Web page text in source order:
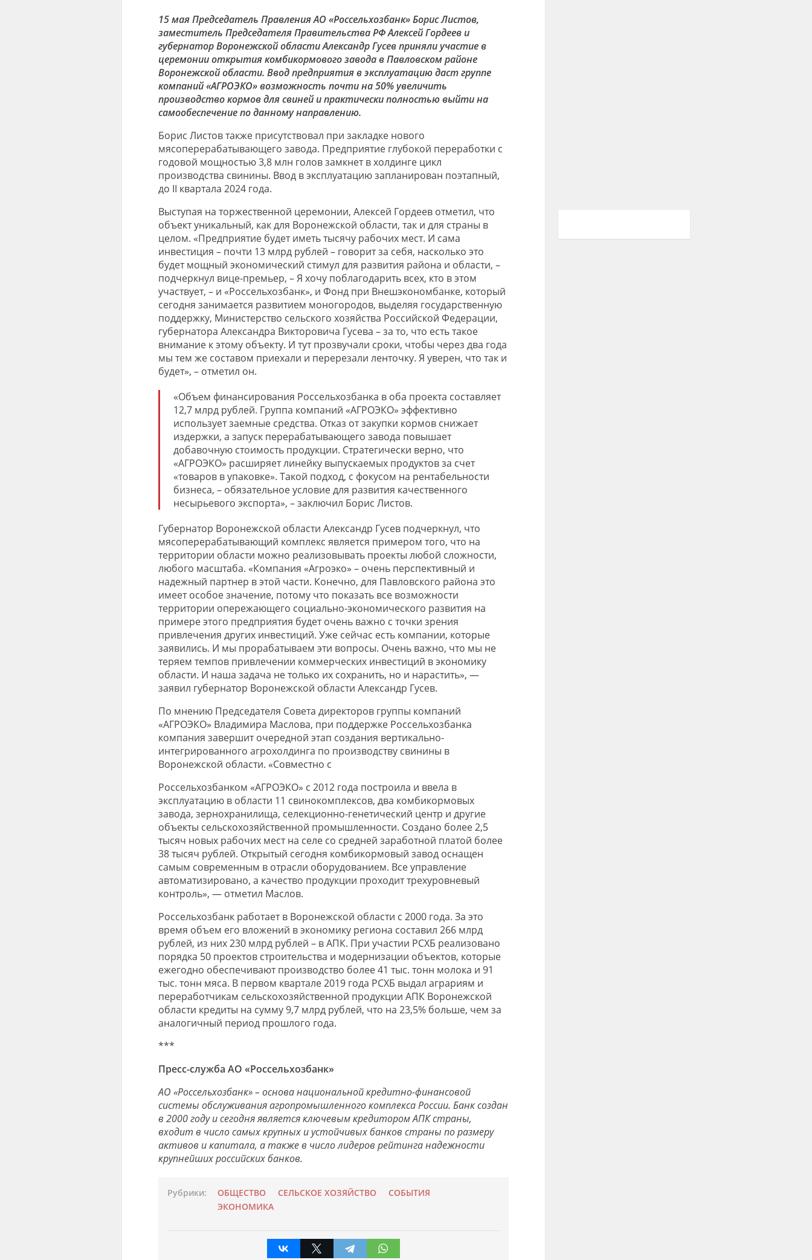
15 мая Председатель Правления АО «Россельхозбанк» Борис Листов,
заместитель Председателя Правительства РФ Алексей Гордеев и
губернатор Воронежской области Александр Гусев приняли участие в
церемонии открытия комбикормового завода в Павловском районе
Воронежской области. Ввод предприятия в эксплуатацию даст группе
компаний «АГРОЭКО» возможность почти на 50% увеличить
производство кормов для свиней и практически полностью выйти на
самообеспечение по данному направлению.
Борис Листов также присутствовал при закладке нового
мясоперерабатывающего завода. Предприятие глубокой переработки с
годовой мощностью 3,8 млн голов замкнет в холдинге цикл
производства свинины. Ввод в эксплуатацию запланирован поэтапный,
до II квартала 2024 года.
Выступая на торжественной церемонии, Алексей Гордеев отметил, что
объект уникальный, как для Воронежской области, так и для страны в
целом. «Предприятие будет иметь тысячу рабочих мест. И сама
инвестиция – почти 13 млрд рублей – говорит за себя, насколько это
будет мощный экономический стимул для развития района и области, –
подчеркнул вице-премьер, – Я хочу поблагодарить всех, кто в этом
участвует, – и «Россельхозбанк», и Фонд при Внешэкономбанке, который
сегодня занимается развитием моногородов, выделяя государственную
поддержку, Министерство сельского хозяйства Российской Федерации,
губернатора Александра Викторовича Гусева – за то, что есть такое
внимание к этому объекту. И тут прозвучали сроки, чтобы через два года
мы тем же составом приехали и перерезали ленточку. Я уверен, что так и
будет», – отметил он.
«Объем финансирования Россельхозбанка в оба проекта составляет
12,7 млрд рублей. Группа компаний «АГРОЭКО» эффективно
использует заемные средства. Отказ от закупки кормов снижает
издержки, а запуск перерабатывающего завода повышает
добавочную стоимость продукции. Стратегически верно, что
«АГРОЭКО» расширяет линейку выпускаемых продуктов за счет
«товаров в упаковке». Такой подход, с фокусом на рентабельности
бизнеса, – обязательное условие для развития качественного
несырьевого экспорта», – заключил Борис Листов.
Губернатор Воронежской области Александр Гусев подчеркнул, что
мясоперерабатывающий комплекс является примером того, что на
территории области можно реализовывать проекты любой сложности,
любого масштаба. «Компания «Агроэко» – очень перспективный и
надежный партнер в этой части. Конечно, для Павловского района это
имеет особое значение, потому что показать все возможности
территории опережающего социально-экономического развития на
примере этого предприятия будет очень важно с точки зрения
привлечения других инвестиций. Уже сейчас есть компании, которые
заявились. И мы прорабатываем эти вопросы. Очень важно, что мы не
теряем темпов привлечении коммерческих инвестиций в экономику
области. И наша задача не только их сохранить, но и нарастить», —
заявил губернатор Воронежской области Александр Гусев.
По мнению Председателя Совета директоров группы компаний
«АГРОЭКО» Владимира Маслова, при поддержке Россельхозбанка
компания завершит очередной этап создания вертикально-
интегрированного агрохолдинга по производству свинины в
Воронежской области. «Совместно с
Россельхозбанком «АГРОЭКО» с 2012 года построила и ввела в
эксплуатацию в области 11 свинокомплексов, два комбикормовых
завода, зернохранилища, селекционно-генетический центр и другие
объекты сельскохозяйственной промышленности. Создано более 2,5
тысяч новых рабочих мест на селе со средней заработной платой более
38 тысяч рублей. Открытый сегодня комбикормовый завод оснащен
самым современным в отрасли оборудованием. Все управление
автоматизировано, а качество продукции проходит трехуровневый
контроль», — отметил Маслов.
Россельхозбанк работает в Воронежской области с 2000 года. За это
время объем его вложений в экономику региона составил 266 млрд
рублей, из них 230 млрд рублей – в АПК. При участии РСХБ реализовано
порядка 50 проектов строительства и модернизации объектов, которые
ежегодно обеспечивают производство более 41 тыс. тонн молока и 91
тыс. тонн мяса. В первом квартале 2019 года РСХБ выдал аграриям и
переработчикам сельскохозяйственной продукции АПК Воронежской
области кредиты на сумму 9,7 млрд рублей, что на 23,5% больше, чем за
аналогичный период прошлого года.
***
Пресс-служба АО «Россельхозбанк»
АО «Россельхозбанк» – основа национальной кредитно-финансовой
системы обслуживания агропромышленного комплекса России. Банк создан
в 2000 году и сегодня является ключевым кредитором АПК страны,
входит в число самых крупных и устойчивых банков страны по размеру
активов и капитала, а также в число лидеров рейтинга надежности
крупнейших российских банков.
Рубрики: ОБЩЕСТВО СЕЛЬСКОЕ ХОЗЯЙСТВО
СОБЫТИЯ
ЭКОНОМИКА